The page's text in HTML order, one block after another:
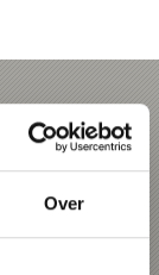
Over
-